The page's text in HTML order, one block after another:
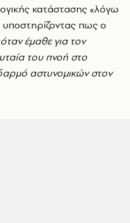
κατάστασης «λόγω
υποστηρίζοντας πως ο
έμαθε για τον
του πνοή στο
αστυνομικών στον